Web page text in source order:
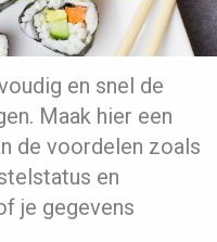
en snel de
Maak hier een
de voordelen zoals
en
je gegevens